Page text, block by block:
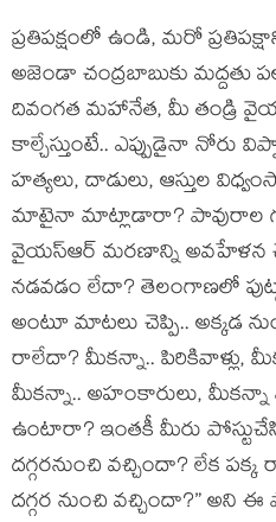
ప్రతిపక్షంలో ఉండి, మరో
అజెండా చంద్రబాబుకు మద్దతు
దివంగత మహానేత, మీ తండ్రి
కాల్చేస్తుంటే.. ఎప్పుడైనా నోరు
హత్యలు, దాడులు, ఆస్తుల
మాటైనా మాట్లాడారా? పావురాల
వైయస్ఆర్ మరణాన్ని అవహేళన
నడవడం లేదా? తెలంగాణలో
అంటూ మాటలు చెప్పి.. అక్కడ
రాలేదా? మీకన్నా.. పిరికివాళ్లు,
మీకన్నా.. అహంకారులు, మీకన్నా
ఉంటారా? ఇంతకీ మీరు
దగ్గరనుంచి వచ్చిందా? లేక
దగ్గర నుంచి వచ్చిందా?” అని ఈ